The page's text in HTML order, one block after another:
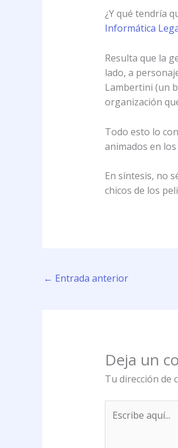
¿Y qué tendría
Informática
Resulta que la
lado, a
Lambertini (un
organización
Todo esto lo
animados en
En síntesis, no
chicos de los
← Entrada anterior
Deja un
Tu dirección de
aquí...